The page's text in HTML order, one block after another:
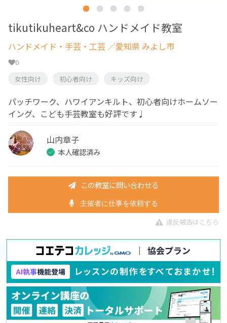
tikutikuheart&co ハンドメイド教室
ハンドメイド・手芸・工芸 ／愛知県 みよし市
0
女性向け
初心者向け キッズ向け
パッチワーク、ハワイアンキルト、初心者向けホームソー
イング、こども手芸教室も好評です♩
山内章子
本人確認済み
この教室に問い合わせる
主催者に仕事を依頼する
違反報告はこちら